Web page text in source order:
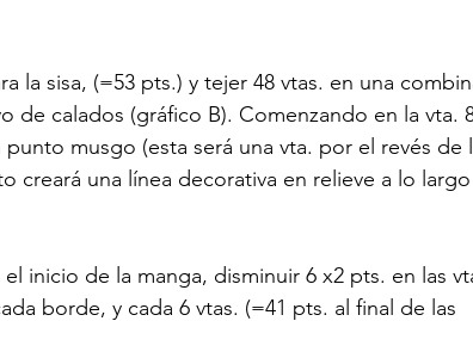
la sisa, (=53 pts.) y tejer 48 vtas. en una
de calados (gráfico B). Comenzando en la vta.
musgo (esta será una vta. por el revés de
creará una línea decorativa en relieve a lo
inicio de la manga, disminuir 6 x2 pts. en las
borde, y cada 6 vtas. (=41 pts. al final de las